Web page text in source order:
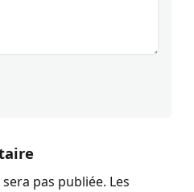
pas publiée. Les